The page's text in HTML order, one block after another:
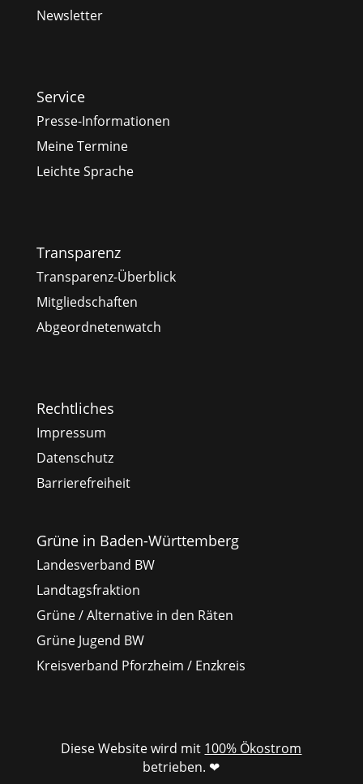
Newsletter
Service
Presse-Informationen
Meine Termine
Leichte Sprache
Transparenz
Transparenz-Überblick
Mitgliedschaften
Abgeordnetenwatch
Rechtliches
Impressum
Datenschutz
Barrierefreiheit
Grüne in Baden-Württemberg
Landesverband BW
Landtagsfraktion
Grüne / Alternative in den Räten
Grüne Jugend BW
Kreisverband Pforzheim / Enzkreis
Diese Website wird mit 100% Ökostrom
betrieben. ❤